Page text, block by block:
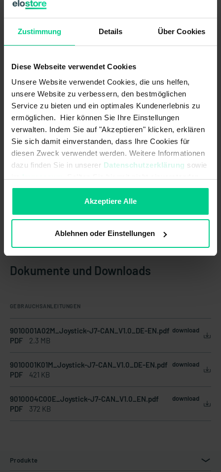
Zustimmung Details Über Cookies
Diese Webseite verwendet Cookies
Unsere Website verwendet Cookies, die uns helfen,
unsere Website zu verbessern, den bestmöglichen
Service zu bieten und ein optimales Kundenerlebnis zu
ermöglichen. Hier können Sie Ihre Einstellungen
verwalten. Indem Sie auf "Akzeptieren" klicken, erklären
Sie sich damit einverstanden, dass Ihre Cookies für
diesen Zweck verwendet werden. Weitere Informationen
dazu finden Sie in unserer Datenschutzerklärung sowie
sein, können Sie die Verwendung von Cookies hier
Akzeptiere Alle
Ablehnen oder Einstellungen
ab 12 Stk.
ab 24 Stk.
527,25 €
- 21 %
ab 48 Stk.
474,53 €
- 29 %
ab 96 Stk.
427,08 € - 36 %
In den Warenkorb
Angebot erstellen
Ursprungsland Deutschland
Artikelgewicht 0.815 kg
Dokumente und Downloads
GEBRAUCHSANLEITUNGEN
9010001A02M_Joystick-J7-CAN_V1.0_DE-EN.pdf
PDF
2.3 MB
download
9010001K01M_Joystick-J7-CAN_V1.0_DE-EN.pdf
PDF
421 KB
download
9010004C00E_Joystick-J7-CAN_V1.0_EN.pdf
PDF
372 KB
download
Produkte